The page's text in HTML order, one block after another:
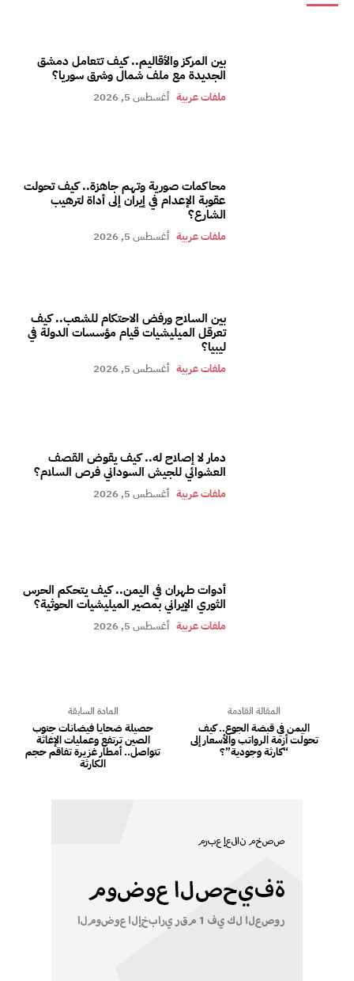
بين المركز والأقاليم.. كيف تتعامل دمشق
الجديدة مع ملف شمال وشرق سوريا؟
ملفات عربية أغسطس 5, 2026
محاكمات صورية وتهم جاهزة.. كيف تحولت
عقوبة الإعدام في إيران إلى أداة لترهيب
الشارع؟
ملفات عربية أغسطس 5, 2026
بين السلاح ورفض الاحتكام للشعب.. كيف
تعرقل الميليشيات قيام مؤسسات الدولة في
ليبيا؟
ملفات عربية أغسطس 5, 2026
دمار لا إصلاح له.. كيف يقوض القصف
العشوائي للجيش السوداني فرص السلام؟
ملفات عربية أغسطس 5, 2026
أدوات طهران في اليمن.. كيف يتحكم الحرس
الثوري الإيراني بمصير الميليشيات الحوثية؟
ملفات عربية أغسطس 5, 2026
المادة السابقة
حصيلة ضحايا فيضانات جنوب
الصين ترتفع وعمليات الإغاثة
تتواصل.. أمطار غزيرة تفاقم حجم
الكارثة
المقالة القادمة
اليمن في قبضة الجوع.. كيف
تحولت أزمة الرواتب والأسعار إلى
“كارثة وجودية”؟